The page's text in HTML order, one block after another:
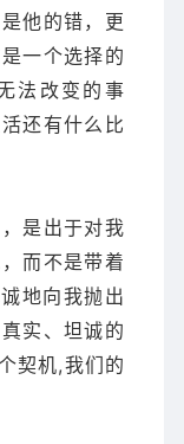
他的错，更
一个选择的
法改变的事
还有什么比
是出于对我
而不是带着
地向我抛出
实、坦诚的
契机,我们的